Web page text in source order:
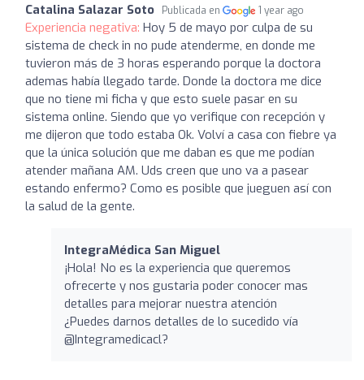
Catalina Salazar Soto Publicada en 1 year ago
Experiencia negativa: Hoy 5 de mayo por culpa de su
sistema de check in no pude atenderme, en donde me
tuvieron más de 3 horas esperando porque la doctora
ademas había llegado tarde. Donde la doctora me dice
que no tiene mi ficha y que esto suele pasar en su
sistema online. Siendo que yo verifique con recepción y
me dijeron que todo estaba Ok. Volví a casa con fiebre ya
que la única solución que me daban es que me podían
atender mañana AM. Uds creen que uno va a pasear
estando enfermo? Como es posible que jueguen así con
la salud de la gente.
IntegraMédica San Miguel
¡Hola! No es la experiencia que queremos
ofrecerte y nos gustaria poder conocer mas
detalles para mejorar nuestra atención
¿Puedes darnos detalles de lo sucedido vía
@Integramedicacl?